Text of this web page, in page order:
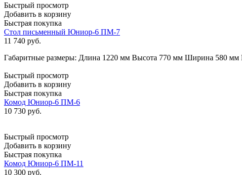
Быстрый просмотр
Добавить в корзину
Быстрая покупка
Стол письменный Юниор-6 ПМ-7
11 740 руб.
Габаритные размеры: Длина 1220 мм Высота 770 мм Ширина 580
Быстрый просмотр
Добавить в корзину
Быстрая покупка
Комод Юниор-6 ПМ-6
10 730 руб.
Быстрый просмотр
Добавить в корзину
Быстрая покупка
Комод Юниор-6 ПМ-11
10 300 руб.